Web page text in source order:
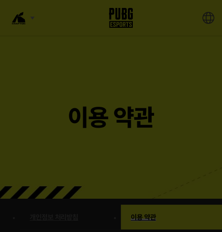
이용 약관
이용 약관